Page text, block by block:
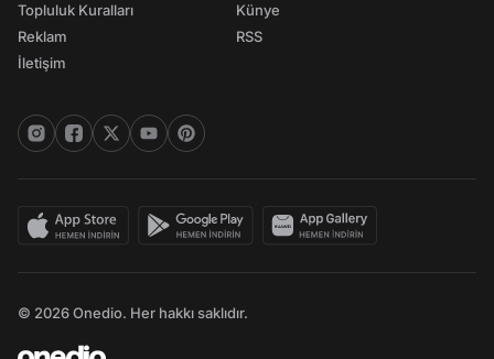
Topluluk Kuralları
Reklam
İletişim
Künye
RSS
© 2026 Onedio. Her hakkı saklıdır.